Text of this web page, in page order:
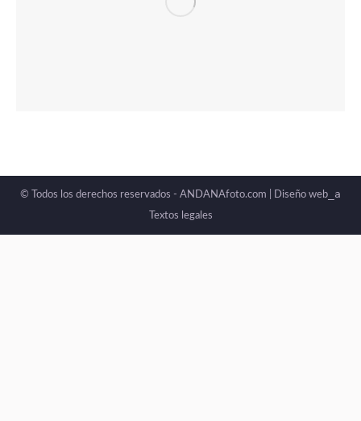
© Todos los derechos reservados - ANDANAfoto.com | Diseño web _a
Textos legales